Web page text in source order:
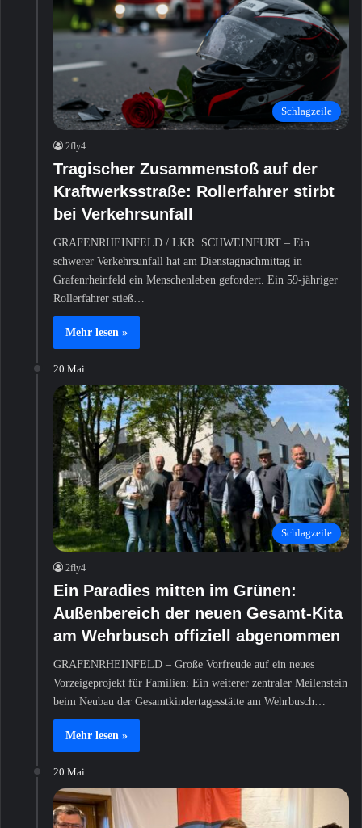
Schlagzeile
2fly4
Tragischer Zusammenstoß auf der
Kraftwerksstraße: Rollerfahrer stirbt
bei Verkehrsunfall
GRAFENRHEINFELD / LKR. SCHWEINFURT – Ein
schwerer Verkehrsunfall hat am Dienstagnachmittag in
Grafenrheinfeld ein Menschenleben gefordert. Ein 59-jähriger
Rollerfahrer stieß…
Mehr lesen »
20 Mai
Schlagzeile
2fly4
Ein Paradies mitten im Grünen:
Außenbereich der neuen Gesamt-Kita
am Wehrbusch offiziell abgenommen
GRAFENRHEINFELD – Große Vorfreude auf ein neues
Vorzeigeprojekt für Familien: Ein weiterer zentraler Meilenstein
beim Neubau der Gesamtkindertagesstätte am Wehrbusch…
Mehr lesen »
20 Mai